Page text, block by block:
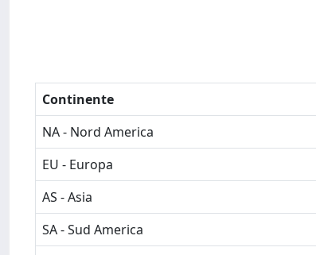
Continente
NA - Nord America
EU - Europa
AS - Asia
SA - Sud America